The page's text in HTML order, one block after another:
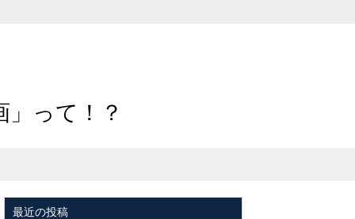
って！？
最近の投稿